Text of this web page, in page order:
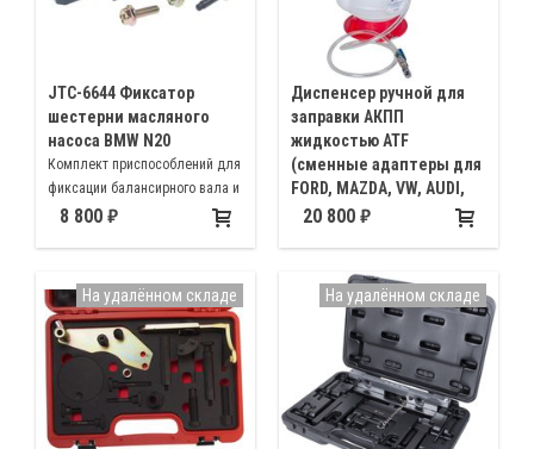
JTC-6644 Фиксатор
шестерни масляного
насоса BMW N20
Комплект приспособлений для
фиксации балансирного вала и
шестерни масляного насоса
8 800
Диспенсер ручной для
заправки АКПП
жидкостью ATF
(сменные адаптеры для
FORD, MAZDA, VW, AUDI,
MERCED, Мастак 104-
комплектом переходников для
АКПП автомобилей FORD,
MAZDA, VW, AUDI, MERCEDES
20 800
На удалённом складе На удалённом складе